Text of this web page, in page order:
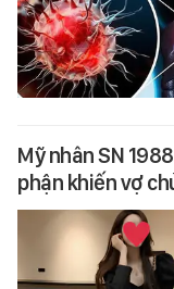
Mỹ nhân SN
phận khiến vợ